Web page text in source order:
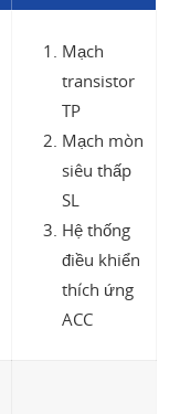
Mạch
transistor
TP
Mạch mòn
siêu thấp
SL
Hệ thống
điều khiển
thích ứng
ACC